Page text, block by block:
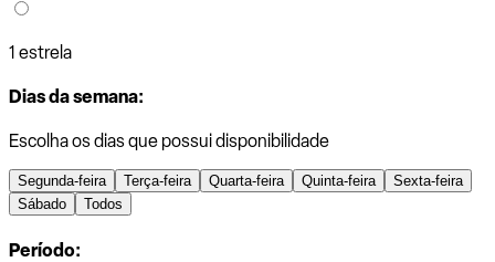
1 estrela
Dias da semana:
Escolha os dias que possui disponibilidade
Segunda-feira Terça-feira Quarta-feira Quinta-feira
Sexta-feira
Sábado
Todos
Período: